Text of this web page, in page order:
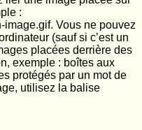
:
image.gif. Vous ne pouvez
(sauf si c’est un
placées derrière des
exemple : boîtes aux
protégés par un mot de
utilisez la balise